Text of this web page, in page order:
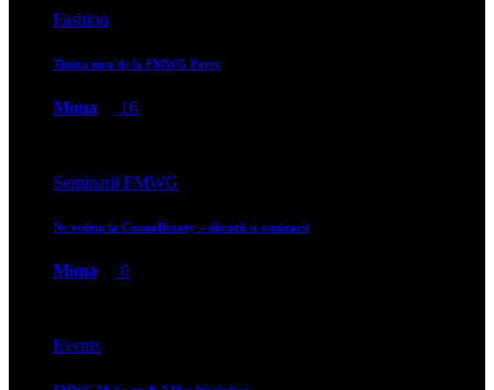
Fashion
Tinuta mea de la FMWG Party
Mona 16
Seminarii FMWG
Ne vedem la CosmoBeauty – discutii si seminarii
Mona 0
Events